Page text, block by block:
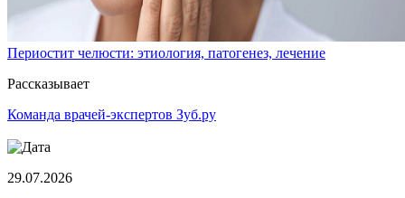
Периостит челюсти: этиология, патогенез, лечение
Рассказывает
Команда врачей-экспертов Зуб.ру
29.07.2026